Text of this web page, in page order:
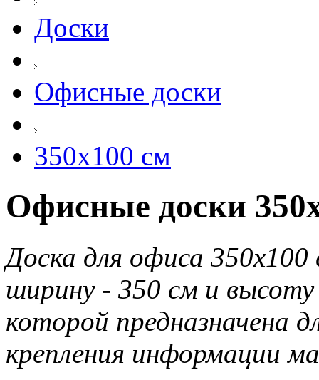
Доски
Офисные доски
350х100 см
Офисные доски
Доска для офиса
ширину - 350 см и
которой предназначена
крепления информации